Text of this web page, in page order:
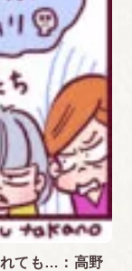
ても…：高野